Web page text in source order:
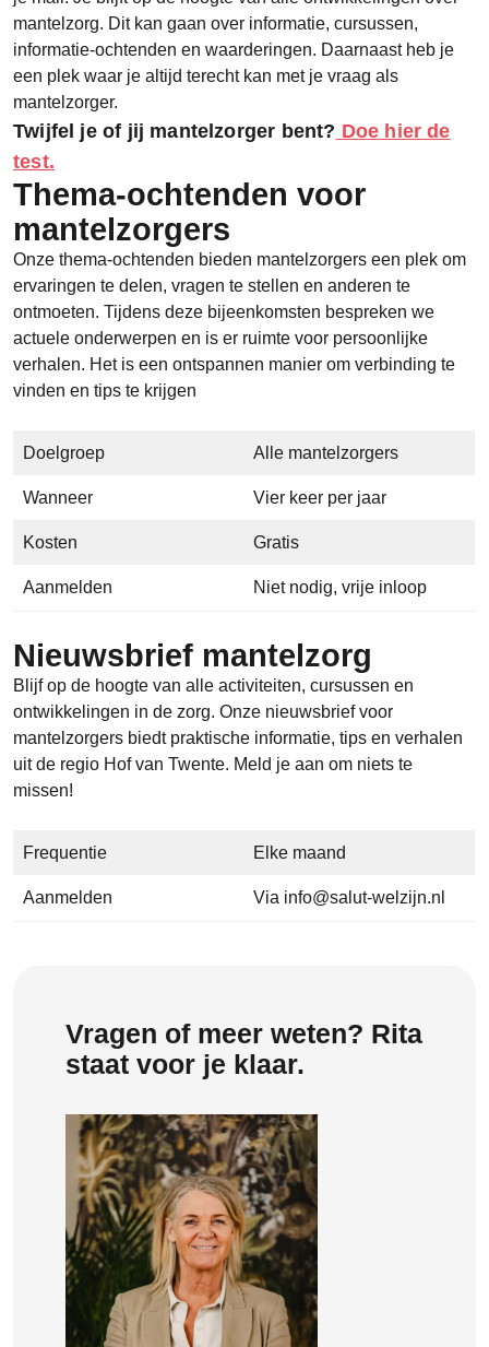
mantelzorg. Dit kan gaan over informatie, cursussen,
informatie-ochtenden en waarderingen. Daarnaast heb je
een plek waar je altijd terecht kan met je vraag als
mantelzorger.
Twijfel je of jij mantelzorger bent? Doe hier de
test.
Thema-ochtenden voor
mantelzorgers
Onze thema-ochtenden bieden mantelzorgers een plek om
ervaringen te delen, vragen te stellen en anderen te
ontmoeten. Tijdens deze bijeenkomsten bespreken we
actuele onderwerpen en is er ruimte voor persoonlijke
verhalen. Het is een ontspannen manier om verbinding te
vinden en tips te krijgen
Doelgroep Alle mantelzorgers
Wanneer Vier keer per jaar
Kosten Gratis
Aanmelden Niet nodig, vrije inloop
Nieuwsbrief mantelzorg
Blijf op de hoogte van alle activiteiten, cursussen en
ontwikkelingen in de zorg. Onze nieuwsbrief voor
mantelzorgers biedt praktische informatie, tips en verhalen
uit de regio Hof van Twente. Meld je aan om niets te
missen!
Frequentie Elke maand
Aanmelden Via info@salut-welzijn.nl
Vragen of meer weten? Rita
staat voor je klaar.